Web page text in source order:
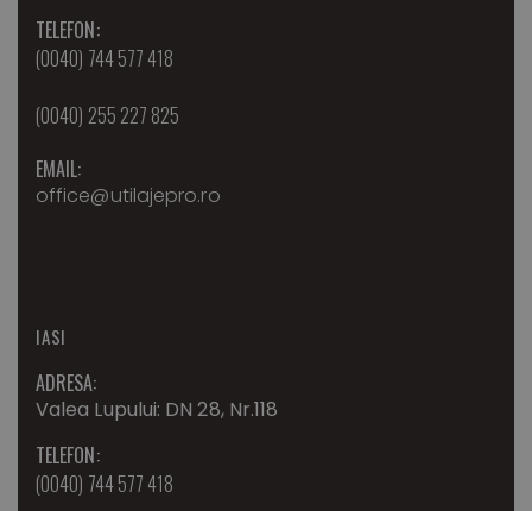
TELEFON:
(0040) 744 577 418
(0040) 255 227 825
EMAIL:
office@utilajepro.ro
IASI
ADRESA:
Valea Lupului: DN 28, Nr.118
TELEFON:
(0040) 744 577 418